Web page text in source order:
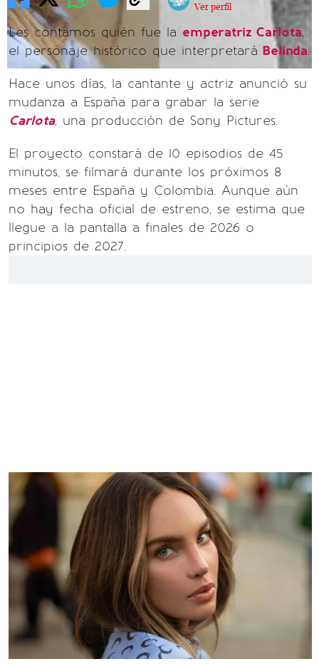
Ver perfil
Les contamos quién fue la emperatriz Carlota,
el personaje histórico que interpretará Belinda.
Hace unos días, la cantante y actriz anunció su
mudanza a España para grabar la serie
Carlota, una producción de Sony Pictures.
El proyecto constará de 10 episodios de 45
minutos, se filmará durante los próximos 8
meses entre España y Colombia. Aunque aún
no hay fecha oficial de estreno, se estima que
llegue a la pantalla a finales de 2026 o
principios de 2027.